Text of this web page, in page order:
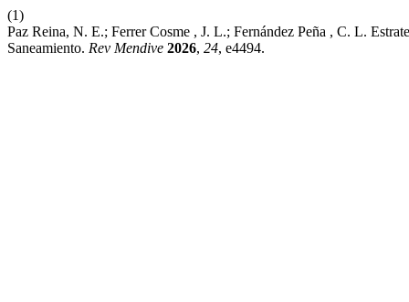
(1)
Paz Reina, N. E.; Ferrer Cosme , J. L.; Fernández Peña , C. L.
Saneamiento. Rev Mendive 2026, 24, e4494.